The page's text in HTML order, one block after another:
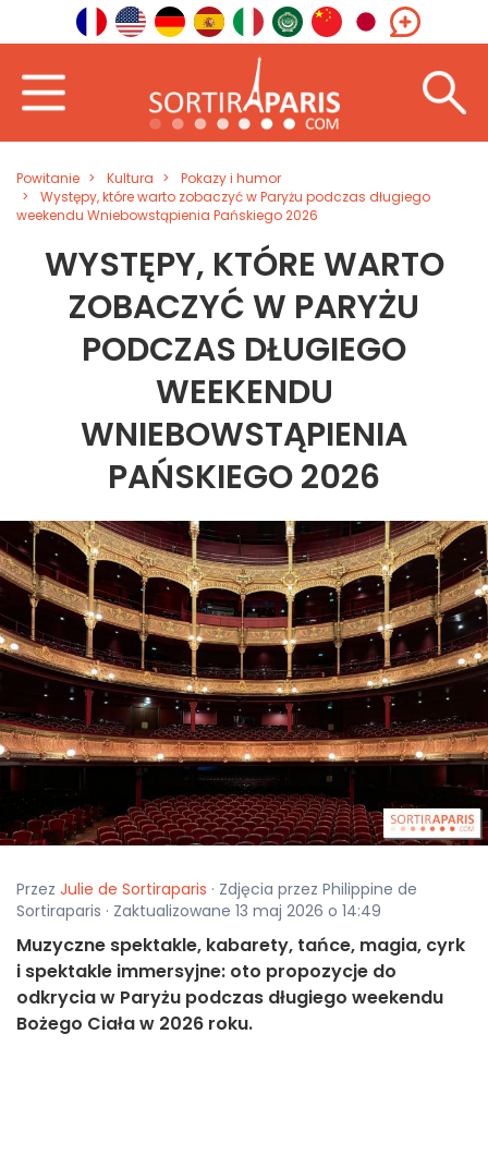
Powitanie Kultura
Pokazy i humor
Występy, które warto zobaczyć w Paryżu podczas długiego
weekendu Wniebowstąpienia Pańskiego 2026
WYSTĘPY, KTÓRE WARTO
ZOBACZYĆ W PARYŻU
PODCZAS DŁUGIEGO
WEEKENDU
WNIEBOWSTĄPIENIA
PAŃSKIEGO 2026
Przez Julie de Sortiraparis · Zdjęcia przez Philippine de
Sortiraparis · Zaktualizowane 13 maj 2026 o 14:49
Muzyczne spektakle, kabarety, tańce, magia, cyrk
i spektakle immersyjne: oto propozycje do
odkrycia w Paryżu podczas długiego weekendu
Bożego Ciała w 2026 roku.